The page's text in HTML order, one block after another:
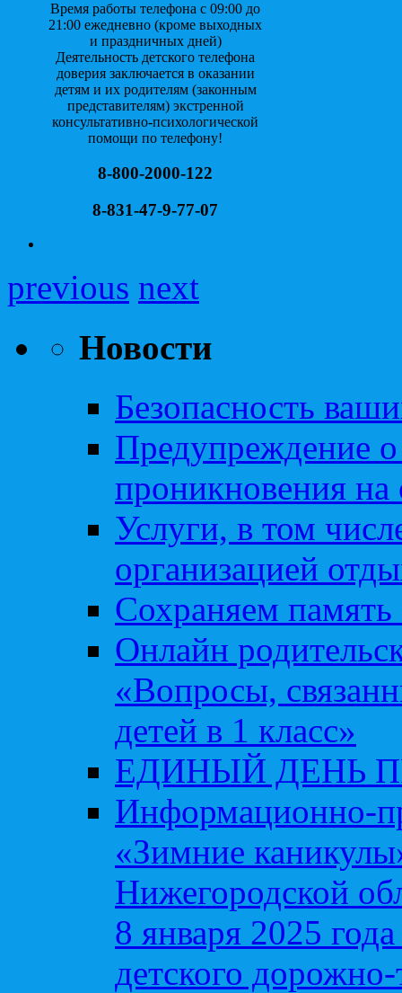
Время работы телефона с 09:00 до
21:00 ежедневно (кроме выходных
и праздничных дней)
Деятельность детского телефона
доверия заключается в оказании
детям и их родителям (законным
представителям) экстренной
консультативно-психологической
помощи по телефону!
8-800-2000-122
8-831-47-9-77-07
previous next
Новости
Безопасность
Предупреждение о
проникновения на
Услуги, в том
организацией
Сохраняем память
Онлайн
«Вопросы,
детей в 1 класс»
ЕДИНЫЙ ДЕНЬ
Информационно-
«Зимние
Нижегородской
8 января 2025
детского